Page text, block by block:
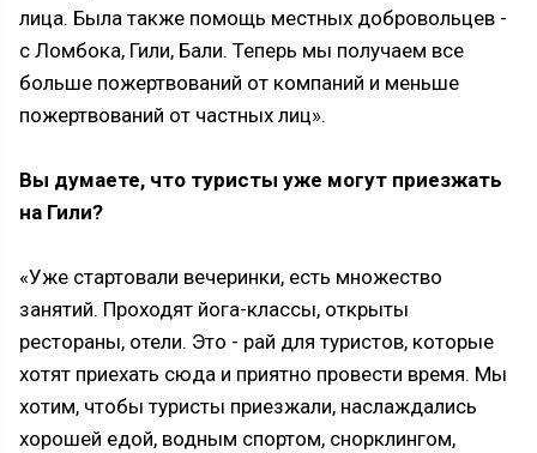
лица. Была также помощь местных добровольцев -
с Ломбока, Гили, Бали. Теперь мы получаем все
больше пожертвований от компаний и меньше
пожертвований от частных лиц».
Вы думаете, что туристы уже могут приезжать
на Гили?
«Уже стартовали вечеринки, есть множество
занятий. Проходят йога-классы, открыты
рестораны, отели. Это - рай для туристов, которые
хотят приехать сюда и приятно провести время. Мы
хотим, чтобы туристы приезжали, наслаждались
хорошей едой, водным спортом, снорклингом,